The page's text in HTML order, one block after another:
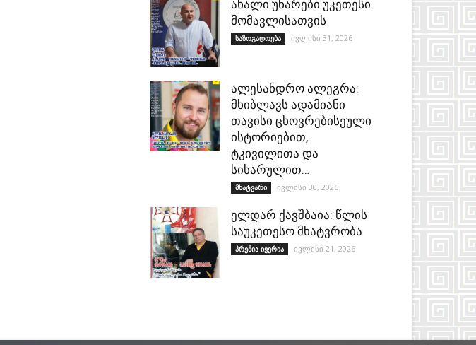
ახალი უნარები უკეთესი
მომავლისათვის
საზოგადოება ივლისი 31, 2026
ალესანდრო ალეგრა:
მხიბლავს ადამიანი
თავისი ცხოვრებისეული
ისტორიებით,
ტკივილითა და
სიხარულით…
მხატვარი ივლისი 30, 2026
ელდარ ქავშბაია: წლის
საუკეთესო მხატვრობა
პრემია ივერია ივლისი 21, 2026